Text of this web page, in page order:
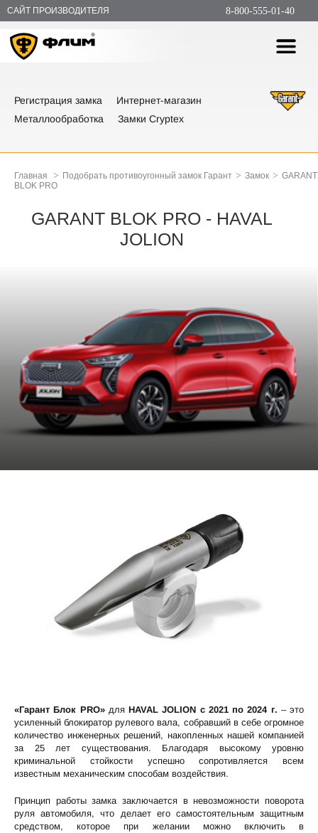
САЙТ ПРОИЗВОДИТЕЛЯ 8-800-555-01-40
Регистрация замка
Интернет-магазин
Металлообработка
Замки Cryptex
Главная > Подобрать противоугонный замок Гарант > Замок > GARANT
BLOK PRO
GARANT BLOK PRO - HAVAL
JOLION
«Гарант Блок PRO»для HAVAL JOLION c 2021 по 2024 г. – это
усиленный блокиратор рулевого вала, собравший в себе огромное
количество инженерных решений, накопленных нашей компанией
за 25 лет существования. Благодаря высокому уровню
криминальной стойкости успешно сопротивляется всем
известным механическим способам воздействия.
Принцип работы замка заключается в невозможности поворота
руля автомобиля, что делает его самостоятельным защитным
средством, которое при желании можно включить в